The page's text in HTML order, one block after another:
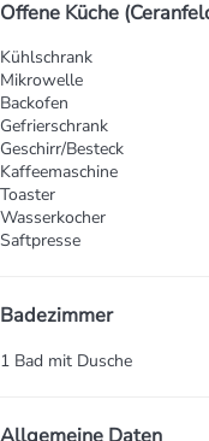
Offene Küche
Kühlschrank
Mikrowelle
Backofen
Gefrierschrank
Geschirr/Besteck
Kaffeemaschine
Toaster
Wasserkocher
Saftpresse
Badezimmer
1 Bad mit Dusche
Allgemeine Daten